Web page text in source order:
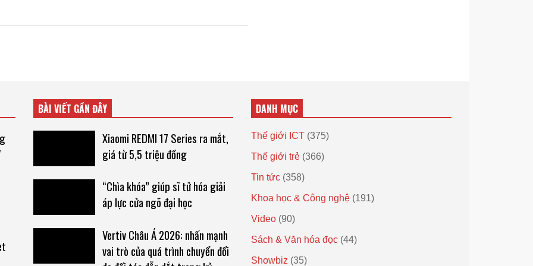
BÀI VIẾT GẦN ĐÂY
Xiaomi REDMI 17 Series ra mắt,
giá từ 5,5 triệu đồng
“Chìa khóa” giúp sĩ tử hóa giải
áp lực cửa ngõ đại học
Vertiv Châu Á 2026: nhấn mạnh
vai trò của quá trình chuyển đổi
DANH MỤC
Thế giới ICT (375)
Thế giới trẻ (366)
Tin tức (358)
Khoa học & Công nghệ (191)
Video (90)
Sách & Văn hóa đọc (44)
Showbiz (35)